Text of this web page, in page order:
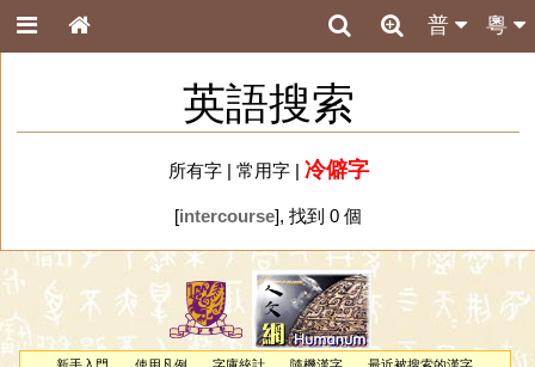
粵
普
英語搜索
所有字| 常用字| 冷僻字
[intercourse], 找到 0 個